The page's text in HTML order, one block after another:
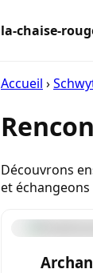
la-chaise-
Accueil ›
Découvrons
et